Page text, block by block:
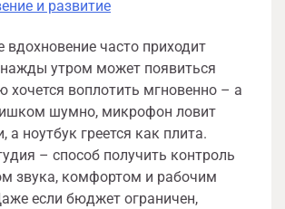
и развитие
часто приходит
утром может появиться
хочется воплотить мгновенно – а
шумно, микрофон ловит
а ноутбук греется как плита.
– способ получить контроль
звука, комфортом и рабочим
если бюджет ограничен,